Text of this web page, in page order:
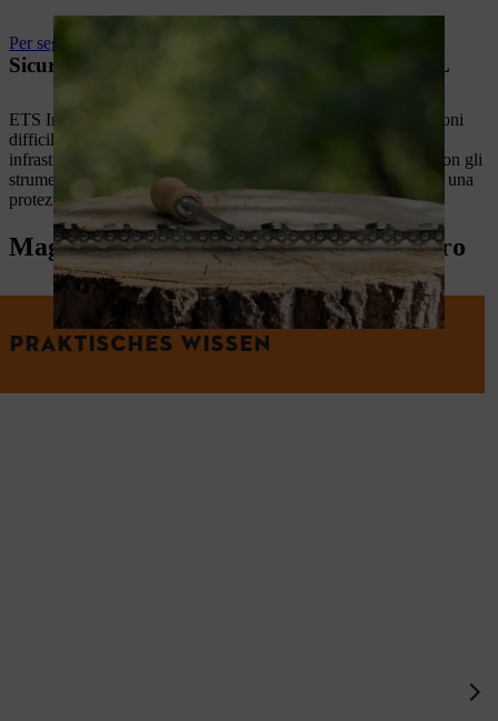
Per segare le catene
Sicurezza nel paesaggismo comunale con STIHL
ETS Infrastructure Management lavora ogni giorno in condizioni
difficili per la città di Melbourne: dalle aree circostanti le
infrastrutture elettriche alle reti idriche, stradali e ferroviarie. Con gli
strumenti, gli accessori e i
adeguati, garantiscono una
protezione affidabile.
Maggiori informazioni sul lavoro sicuro
PRAKTISCHES WISSEN